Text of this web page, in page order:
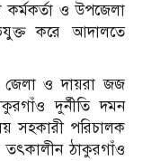
কর্মকর্তা ও উপজেলা
করে আদালতে
জেলা ও দায়রা জজ
দুর্নীতি দমন
সহকারী পরিচালক
ঠাকুরগাঁও